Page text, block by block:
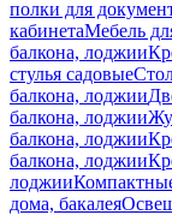
полки для
кабинетаМебель
балкона, лоджии
стулья садовые
балкона, лоджии
балкона, лоджии
балкона, лоджии
балкона, лоджии
лоджии
дома, бакалея